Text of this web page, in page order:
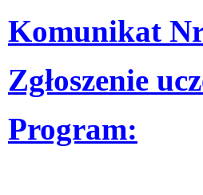
Komunikat
Zgłoszenie
Program: